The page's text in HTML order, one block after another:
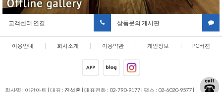
고객센터 연결 상품문의 게시판
이용안내 회사소개 이용약관 개인정보 PC버젼
회사명 : 이안아트 대표 : 진석훈 대표전화 : 02-790-9177 팩스 : 02-6020-9577